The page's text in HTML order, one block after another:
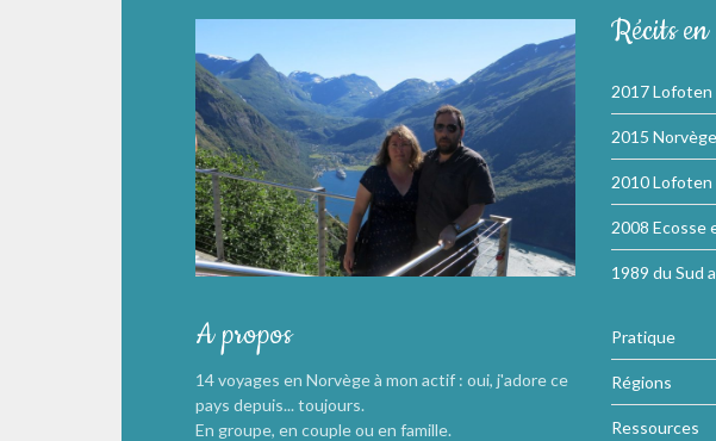
A propos
14 voyages en Norvège à mon actif : oui, j'adore ce
pays depuis... toujours.
En groupe, en couple ou en famille.
Récits
2017
2015
2010
2008 Ecosse
1989 du Sud
Pratique
Régions
Ressources